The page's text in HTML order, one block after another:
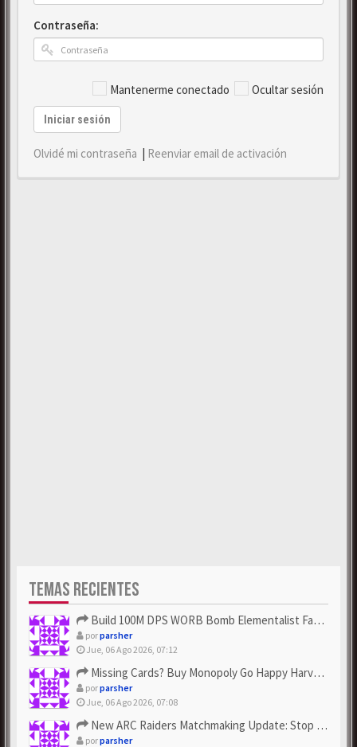
Contraseña:
Mantenerme conectado Ocultar sesión
Iniciar sesión
Olvidé mi contraseña | Reenviar email de activación
TEMAS RECIENTES
Build 100M DPS WORB Bomb Elementalist Fast - Grab POE Curren...
porparsher
Jue, 06 Ago 2026, 07:12
Missing Cards? Buy Monopoly Go Happy Harvest with Looney Tun...
porparsher
Jue, 06 Ago 2026, 07:08
New ARC Raiders Matchmaking Update: Stop Failed - Grab Bluep...
porparsher